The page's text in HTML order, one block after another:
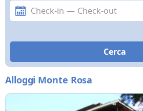
Check-in — Check-out
Alloggi Monte Rosa